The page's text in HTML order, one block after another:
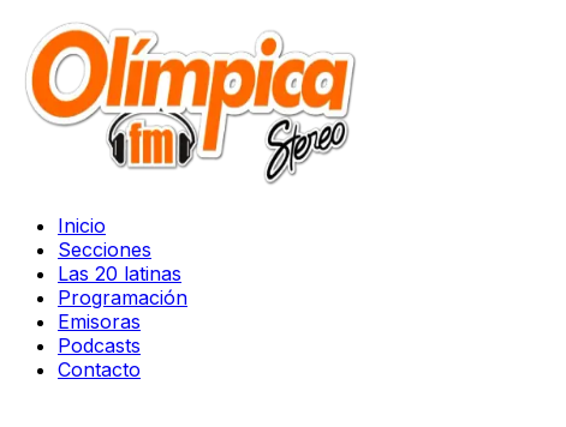
Inicio
Secciones
Las 20 latinas
Programación
Emisoras
Podcasts
Contacto